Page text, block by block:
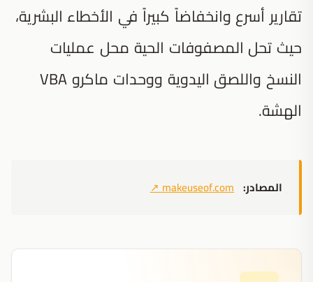
تقارير أسرع وانخفاضاً كبيراً في الأخطاء البشرية،
حيث تحل المصفوفات الحية محل عمليات
النسخ واللصق اليدوية ووحدات ماكرو VBA
الهشة.
المصادر: makeuseof.com
↗